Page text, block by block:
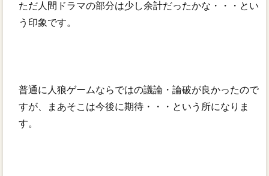
ただ人間ドラマの部分は少し余計だったかな・・・とい
う印象です。
普通に人狼ゲームならではの議論・論破が良かったので
すが、まあそこは今後に期待・・・という所になりま
す。